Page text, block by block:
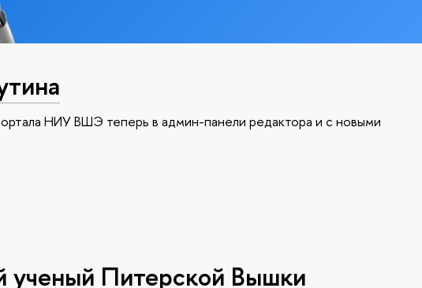
НИУ ВШЭ теперь в админ-панели редактора и с новыми
ученый Питерской Вышки